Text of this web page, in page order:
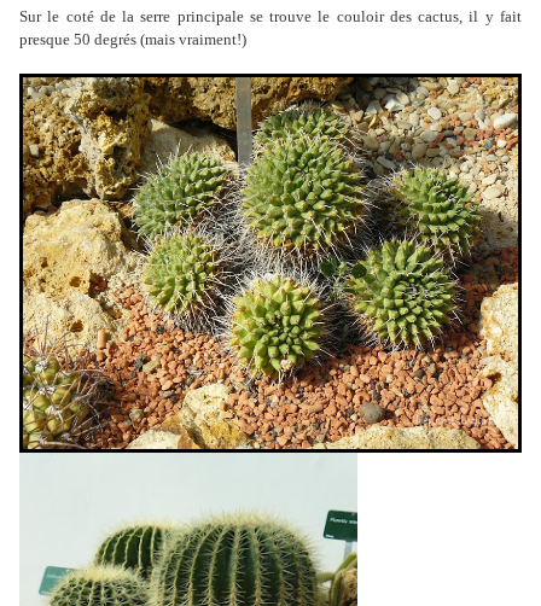
Sur le coté de la serre principale se trouve le couloir des cactus, il y fait
presque 50 degrés (mais vraiment!)